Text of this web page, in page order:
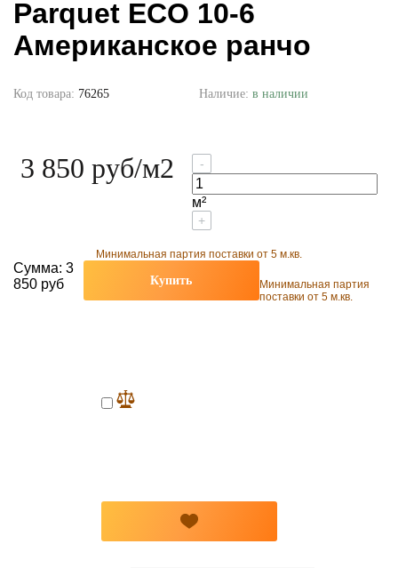
Parquet ECO 10-6
Американское ранчо
Код товара: 76265 Наличие: в наличии
3 850 руб/м2 -
м²
+
Минимальная партия поставки от 5 м.кв.
Сумма: 3
850 руб
Купить
Минимальная партия
поставки от 5 м.кв.